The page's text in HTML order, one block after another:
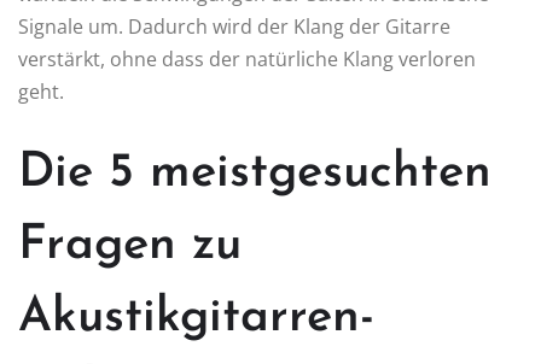
Signale um. Dadurch wird der Klang der Gitarre
verstärkt, ohne dass der natürliche Klang verloren
geht.
Die 5 meistgesuchten
Fragen zu
Akustikgitarren-